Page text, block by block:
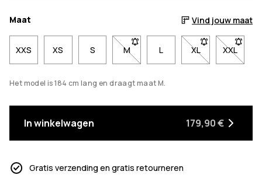
Maat Vind jouw maat
XXS XS S M- Maat M niet beschikbaar. Klik
L XL- Maat XL niet
XXL- Maat
Het model is 184 cm lang en draagt maat M.
In winkelwagen 179,90 €
Gratis verzending en gratis retourneren